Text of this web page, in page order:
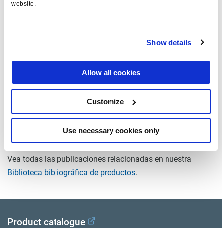
website.
Show details
Allow all cookies
Customize
Use necessary cookies only
anchura soporte alojamiento
estanco si
máx.presión trabajo (bar) 8.0
2.6
Vea todas las publicaciones relacionadas en nuestra
Biblioteca bibliográfica de productos.
Product catalogue